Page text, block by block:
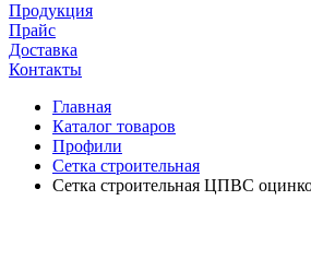
Продукция
Прайс
Доставка
Контакты
Главная
Каталог товаров
Профили
Сетка строительная
Сетка строительная ЦПВС